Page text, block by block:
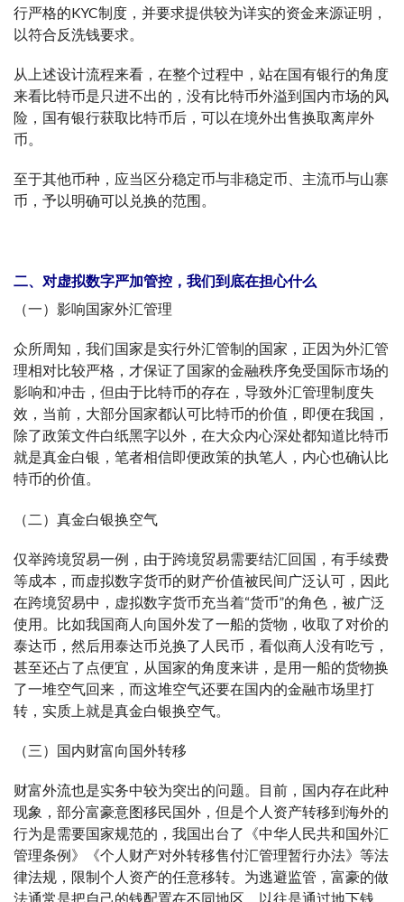
行严格的KYC制度，并要求提供较为详实的资金来源证明，
以符合反洗钱要求。
从上述设计流程来看，在整个过程中，站在国有银行的角度
来看比特币是只进不出的，没有比特币外溢到国内市场的风
险，国有银行获取比特币后，可以在境外出售换取离岸外
币。
至于其他币种，应当区分稳定币与非稳定币、主流币与山寨
币，予以明确可以兑换的范围。
二、对虚拟数字严加管控，我们到底在担心什么
（一）影响国家外汇管理
众所周知，我们国家是实行外汇管制的国家，正因为外汇管
理相对比较严格，才保证了国家的金融秩序免受国际市场的
影响和冲击，但由于比特币的存在，导致外汇管理制度失
效，当前，大部分国家都认可比特币的价值，即便在我国，
除了政策文件白纸黑字以外，在大众内心深处都知道比特币
就是真金白银，笔者相信即便政策的执笔人，内心也确认比
特币的价值。
（二）真金白银换空气
仅举跨境贸易一例，由于跨境贸易需要结汇回国，有手续费
等成本，而虚拟数字货币的财产价值被民间广泛认可，因此
在跨境贸易中，虚拟数字货币充当着“货币”的角色，被广泛
使用。比如我国商人向国外发了一船的货物，收取了对价的
泰达币，然后用泰达币兑换了人民币，看似商人没有吃亏，
甚至还占了点便宜，从国家的角度来讲，是用一船的货物换
了一堆空气回来，而这堆空气还要在国内的金融市场里打
转，实质上就是真金白银换空气。
（三）国内财富向国外转移
财富外流也是实务中较为突出的问题。目前，国内存在此种
现象，部分富豪意图移民国外，但是个人资产转移到海外的
行为是需要国家规范的，我国出台了《中华人民共和国外汇
管理条例》《个人财产对外转移售付汇管理暂行办法》等法
律法规，限制个人资产的任意移转。为逃避监管，富豪的做
法通常是把自己的钱配置在不同地区，以往是通过地下钱